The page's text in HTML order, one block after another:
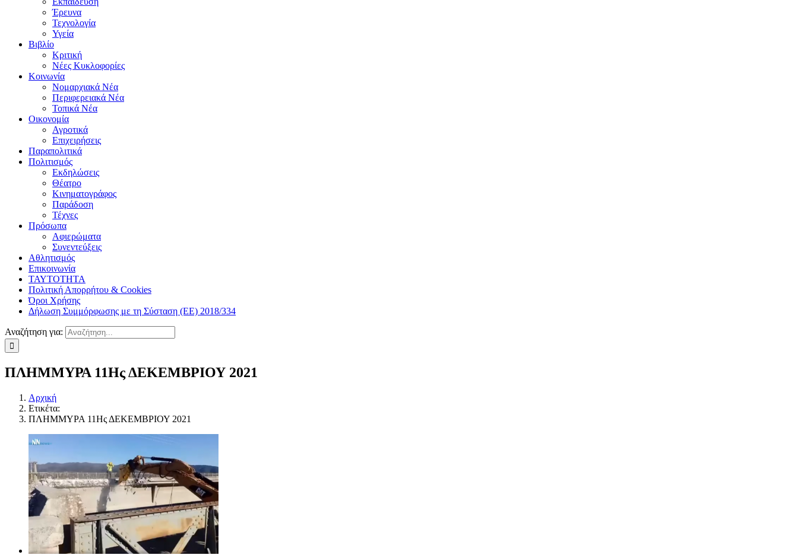
Έρευνα
Τεχνολογία
Υγεία
Βιβλίο
Κριτική
Νέες Κυκλοφορίες
Κοινωνία
Νομαρχιακά Νέα
Περιφερειακά Νέα
Τοπικά Νέα
Οικονομία
Αγροτικά
Επιχειρήσεις
Παραπολιτικά
Πολιτισμός
Εκδηλώσεις
Θέατρο
Κινηματογράφος
Παράδοση
Τέχνες
Πρόσωπα
Αφιερώματα
Συνεντεύξεις
Αθλητισμός
Επικοινωνία
ΤΑΥΤΟΤΗΤΑ
Πολιτική Απορρήτου & Cookies
Όροι Χρήσης
Δήλωση Συμμόρφωσης με τη Σύσταση (ΕΕ) 2018/334
Αναζήτηση για:
ΠΛΗΜΜΥΡΑ 11Ης ΔΕΚΕΜΒΡΙΟΥ 2021
Αρχική
Ετικέτα:
ΠΛΗΜΜΥΡΑ 11Ης ΔΕΚΕΜΒΡΙΟΥ 2021